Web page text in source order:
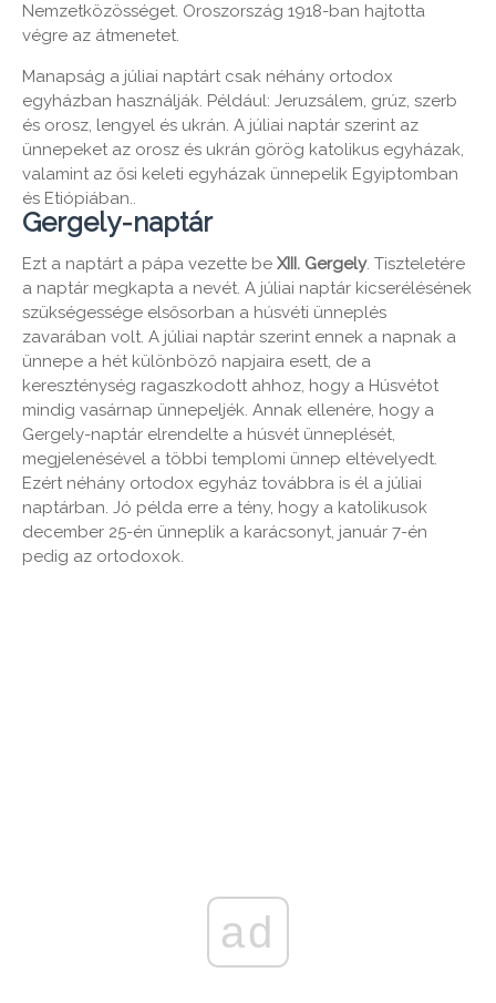
Nemzetközösséget. Oroszország 1918-ban hajtotta
végre az átmenetet.
Manapság a júliai naptárt csak néhány ortodox
egyházban használják. Például: Jeruzsálem, grúz, szerb
és orosz, lengyel és ukrán. A júliai naptár szerint az
ünnepeket az orosz és ukrán görög katolikus egyházak,
valamint az ősi keleti egyházak ünnepelik Egyiptomban
és Etiópiában..
Gergely-naptár
Ezt a naptárt a pápa vezette be XIII. Gergely. Tiszteletére
a naptár megkapta a nevét. A júliai naptár kicserélésének
szükségessége elsősorban a húsvéti ünneplés
zavarában volt. A júliai naptár szerint ennek a napnak a
ünnepe a hét különböző napjaira esett, de a
kereszténység ragaszkodott ahhoz, hogy a Húsvétot
mindig vasárnap ünnepeljék. Annak ellenére, hogy a
Gergely-naptár elrendelte a húsvét ünneplését,
megjelenésével a többi templomi ünnep eltévelyedt.
Ezért néhány ortodox egyház továbbra is él a júliai
naptárban. Jó példa erre a tény, hogy a katolikusok
december 25-én ünneplik a karácsonyt, január 7-én
pedig az ortodoxok.
ad